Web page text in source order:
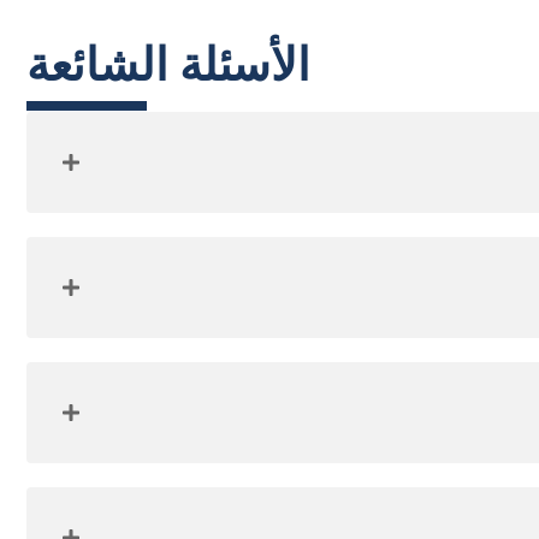
الأسئلة الشائعة